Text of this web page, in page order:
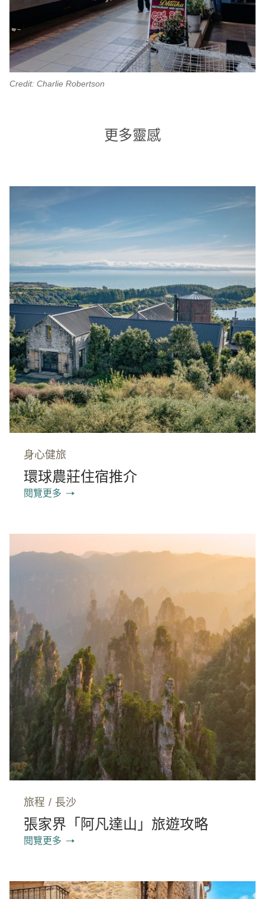
Credit: Charlie Robertson
更多靈感
身心健旅
環球農莊住宿推介
閱覽更多
旅程 / 長沙
張家界「阿凡達山」旅遊攻略
閱覽更多